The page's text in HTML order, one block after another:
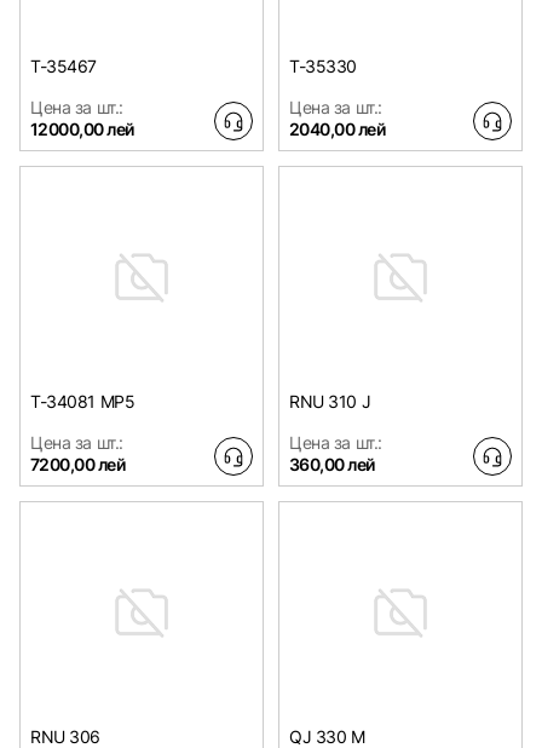
T-35467
Цена за шт.:
12000,00 лей
T-35330
Цена за шт.:
2040,00 лей
T-34081 MP5
Цена за шт.:
7200,00 лей
RNU 310 J
Цена за шт.:
360,00 лей
RNU 306
QJ 330 M